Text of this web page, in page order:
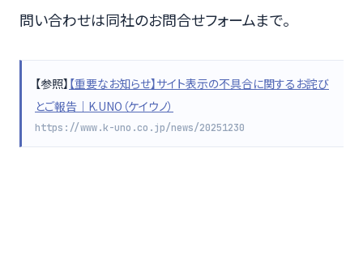
問い合わせは同社のお問合せフォームまで。
【参照】 【重要なお知らせ】サイト表示の不具合に関するお詫び
とご報告｜K.UNO（ケイウノ）
https://www.k-uno.co.jp/news/20251230